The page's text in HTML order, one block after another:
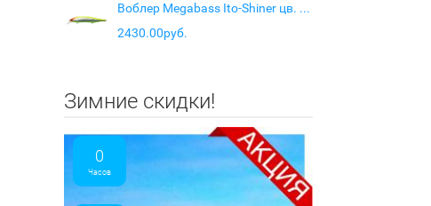
Воблер Megabass Ito-Shiner цв. MG Vegetation reactor
2430.00руб.
Зимние скидки!
0
Часов